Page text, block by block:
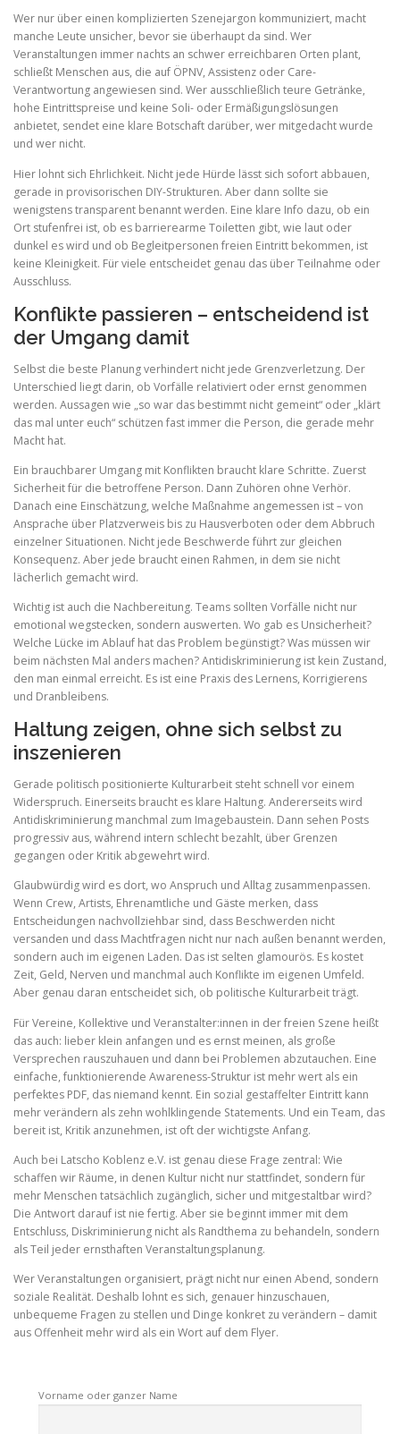
Wer nur über einen komplizierten Szenejargon kommuniziert, macht
manche Leute unsicher, bevor sie überhaupt da sind. Wer
Veranstaltungen immer nachts an schwer erreichbaren Orten plant,
schließt Menschen aus, die auf ÖPNV, Assistenz oder Care-
Verantwortung angewiesen sind. Wer ausschließlich teure Getränke,
hohe Eintrittspreise und keine Soli- oder Ermäßigungslösungen
anbietet, sendet eine klare Botschaft darüber, wer mitgedacht wurde
und wer nicht.
Hier lohnt sich Ehrlichkeit. Nicht jede Hürde lässt sich sofort abbauen,
gerade in provisorischen DIY-Strukturen. Aber dann sollte sie
wenigstens transparent benannt werden. Eine klare Info dazu, ob ein
Ort stufenfrei ist, ob es barrierearme Toiletten gibt, wie laut oder
dunkel es wird und ob Begleitpersonen freien Eintritt bekommen, ist
keine Kleinigkeit. Für viele entscheidet genau das über Teilnahme oder
Ausschluss.
Konflikte passieren – entscheidend ist
der Umgang damit
Selbst die beste Planung verhindert nicht jede Grenzverletzung. Der
Unterschied liegt darin, ob Vorfälle relativiert oder ernst genommen
werden. Aussagen wie „so war das bestimmt nicht gemeint“ oder „klärt
das mal unter euch“ schützen fast immer die Person, die gerade mehr
Macht hat.
Ein brauchbarer Umgang mit Konflikten braucht klare Schritte. Zuerst
Sicherheit für die betroffene Person. Dann Zuhören ohne Verhör.
Danach eine Einschätzung, welche Maßnahme angemessen ist – von
Ansprache über Platzverweis bis zu Hausverboten oder dem Abbruch
einzelner Situationen. Nicht jede Beschwerde führt zur gleichen
Konsequenz. Aber jede braucht einen Rahmen, in dem sie nicht
lächerlich gemacht wird.
Wichtig ist auch die Nachbereitung. Teams sollten Vorfälle nicht nur
emotional wegstecken, sondern auswerten. Wo gab es Unsicherheit?
Welche Lücke im Ablauf hat das Problem begünstigt? Was müssen wir
beim nächsten Mal anders machen? Antidiskriminierung ist kein Zustand,
den man einmal erreicht. Es ist eine Praxis des Lernens, Korrigierens
und Dranbleibens.
Haltung zeigen, ohne sich selbst zu
inszenieren
Gerade politisch positionierte Kulturarbeit steht schnell vor einem
Widerspruch. Einerseits braucht es klare Haltung. Andererseits wird
Antidiskriminierung manchmal zum Imagebaustein. Dann sehen Posts
progressiv aus, während intern schlecht bezahlt, über Grenzen
gegangen oder Kritik abgewehrt wird.
Glaubwürdig wird es dort, wo Anspruch und Alltag zusammenpassen.
Wenn Crew, Artists, Ehrenamtliche und Gäste merken, dass
Entscheidungen nachvollziehbar sind, dass Beschwerden nicht
versanden und dass Machtfragen nicht nur nach außen benannt werden,
sondern auch im eigenen Laden. Das ist selten glamourös. Es kostet
Zeit, Geld, Nerven und manchmal auch Konflikte im eigenen Umfeld.
Aber genau daran entscheidet sich, ob politische Kulturarbeit trägt.
Für Vereine, Kollektive und Veranstalter:innen in der freien Szene heißt
das auch: lieber klein anfangen und es ernst meinen, als große
Versprechen rauszuhauen und dann bei Problemen abzutauchen. Eine
einfache, funktionierende Awareness-Struktur ist mehr wert als ein
perfektes PDF, das niemand kennt. Ein sozial gestaffelter Eintritt kann
mehr verändern als zehn wohlklingende Statements. Und ein Team, das
bereit ist, Kritik anzunehmen, ist oft der wichtigste Anfang.
Auch bei Latscho Koblenz e.V. ist genau diese Frage zentral: Wie
schaffen wir Räume, in denen Kultur nicht nur stattfindet, sondern für
mehr Menschen tatsächlich zugänglich, sicher und mitgestaltbar wird?
Die Antwort darauf ist nie fertig. Aber sie beginnt immer mit dem
Entschluss, Diskriminierung nicht als Randthema zu behandeln, sondern
als Teil jeder ernsthaften Veranstaltungsplanung.
Wer Veranstaltungen organisiert, prägt nicht nur einen Abend, sondern
soziale Realität. Deshalb lohnt es sich, genauer hinzuschauen,
unbequeme Fragen zu stellen und Dinge konkret zu verändern – damit
aus Offenheit mehr wird als ein Wort auf dem Flyer.
Vorname oder ganzer Name